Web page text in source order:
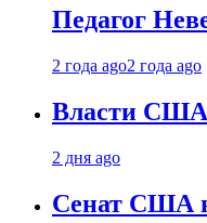
Педагог
2 года ago2 года ago
Власти США
2 дня ago
Сенат США